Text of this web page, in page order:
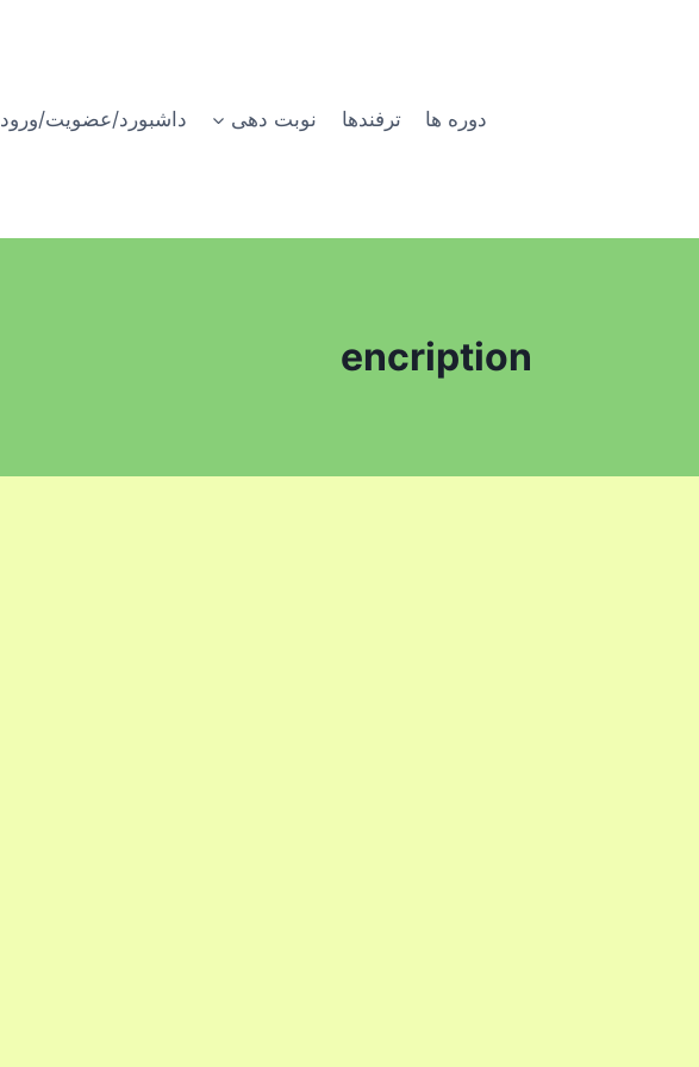
دوره ها ترفندها نوبت دهی داشبورد/عضویت/ورود
encription